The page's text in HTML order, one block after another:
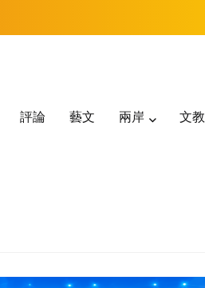
評論 藝文 兩岸 文教